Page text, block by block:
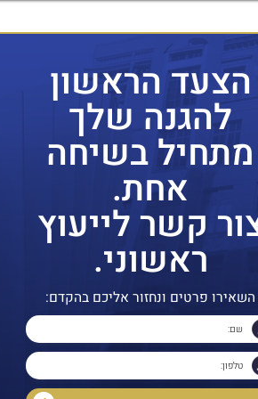
הצעד הראשון
להגנה שלך
מתחיל בשיחה
אחת.
קשר לייעוץ
ראשוני.
השאירו פרטים ונחזור אליכם בהקדם: